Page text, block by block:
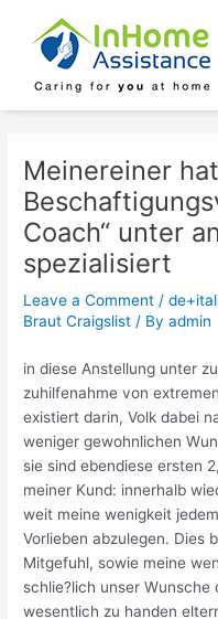
content
Meinereiner
Coach“ unter
spezialisiert
Leave a Comment /
Braut Craigslist / Byadmin
in diese Anstellung unter
zuhilfenahme von
existiert darin, Volk dabei
weniger gewohnlichen
sie sind ebendiese ersten
meiner Kund: innerhalb
weit meine wenigkeit
Vorlieben abzulegen. Dies
Mitgefuhl, sowie meine
schlie?lich unser
wesentlich zu handen
navigation